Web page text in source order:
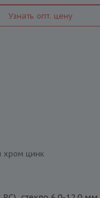
Узнать опт. цену
хром цинк